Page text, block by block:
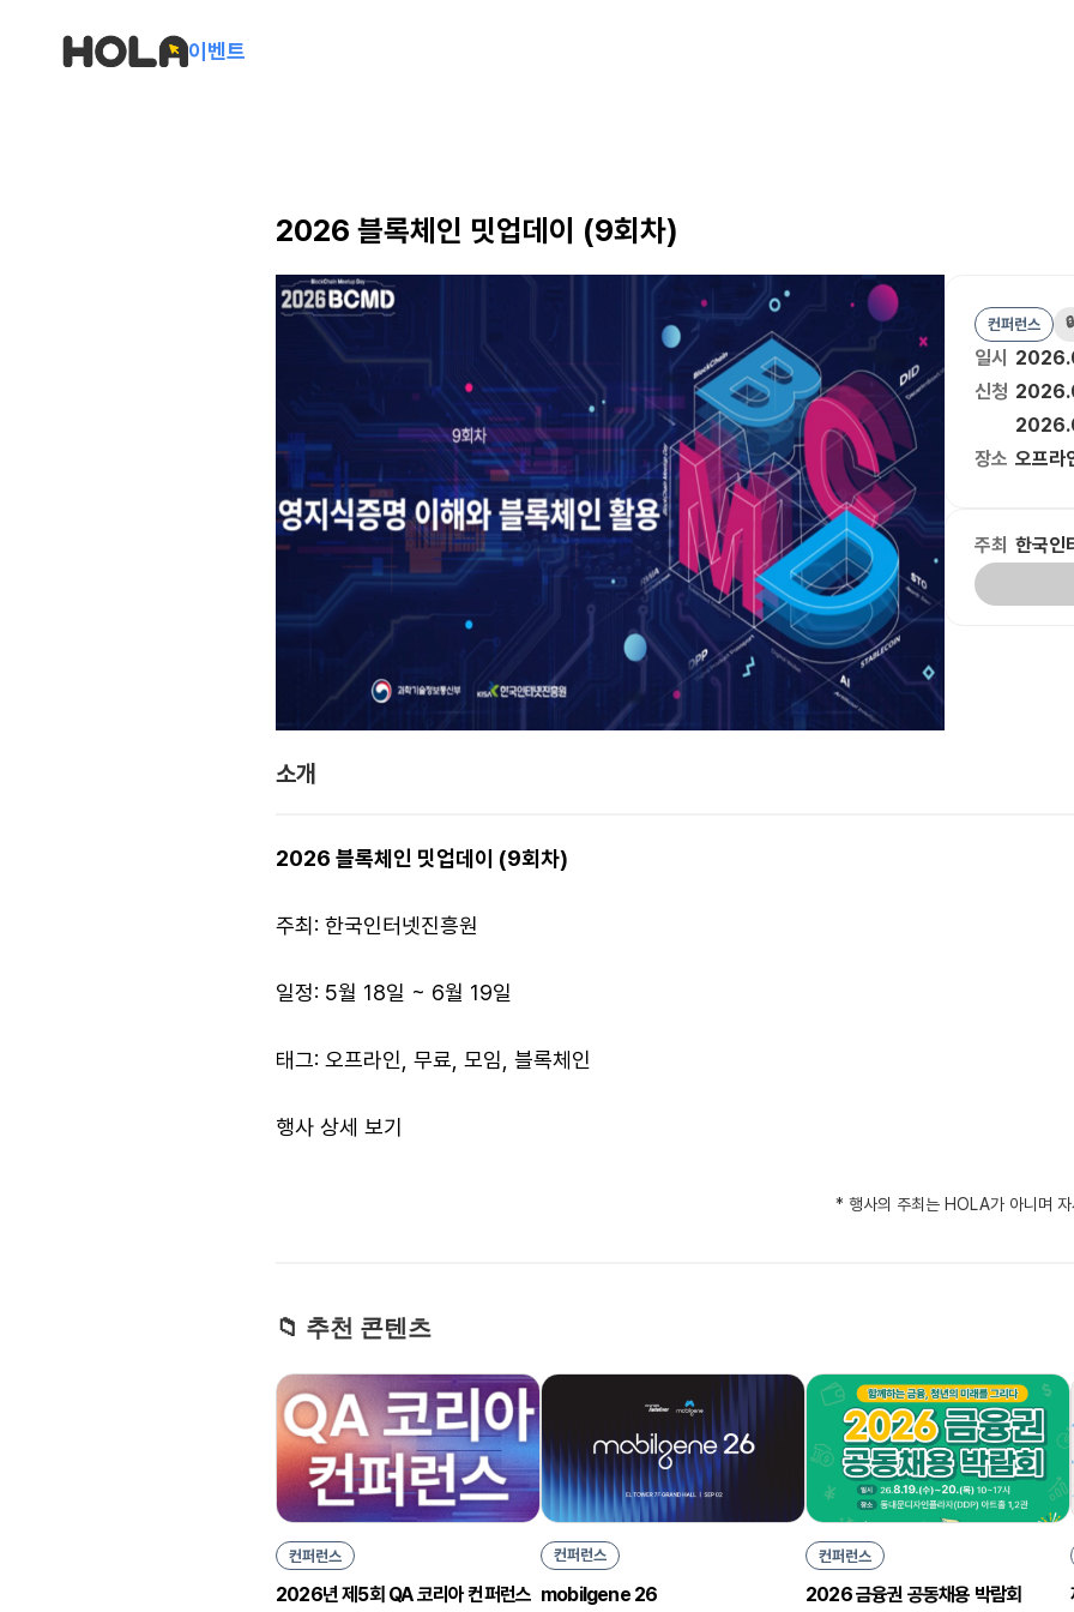
이벤트
2026 블록체인 밋업데이 (9회차)
컨퍼런스
일시
신청
장소 오프라
주최 한국인
소개
2026 블록체인 밋업데이 (9회차)
주최: 한국인터넷진흥원
일정: 5월 18일 ~ 6월 19일
태그: 오프라인, 무료, 모임, 블록체인
행사 상세 보기
* 행사의 주최는 HOLA가 아니며 자
📁 추천 콘텐츠
컨퍼런스
2026년 제5회 QA 코리아 컨퍼런스
컨퍼런스
mobilgene 26
컨퍼런스
2026 금융권 공동채용 박람회